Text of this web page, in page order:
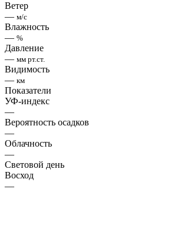
Ветер
— м/с
Влажность
— %
Давление
— мм рт.ст.
Видимость
— км
Показатели
УФ-индекс
—
Вероятность осадков
—
Облачность
—
Световой день
Восход
—